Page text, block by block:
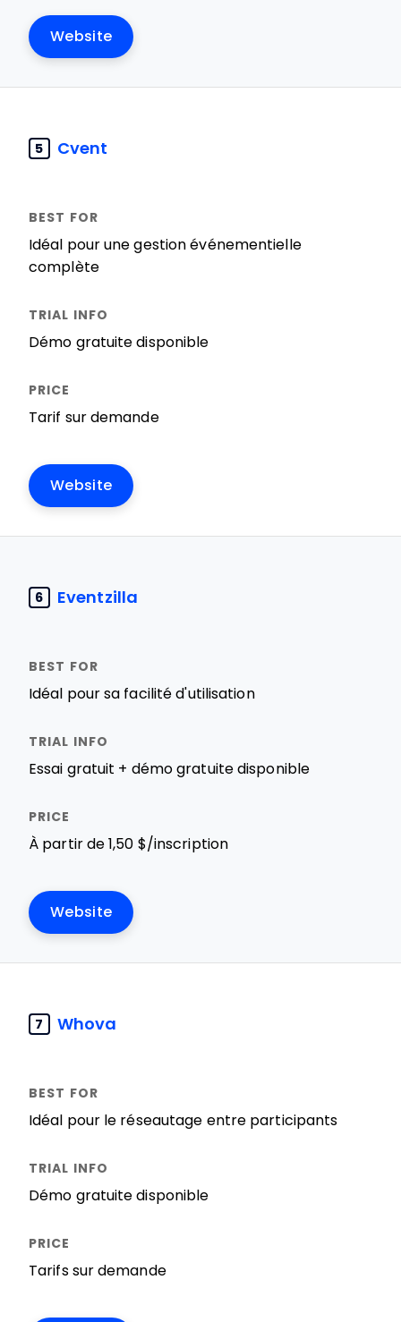
Website
5 Cvent
Idéal pour une gestion événementielle
complète
Démo gratuite disponible
Tarif sur demande
Website
6 Eventzilla
Idéal pour sa facilité d'utilisation
Essai gratuit + démo gratuite disponible
À partir de 1,50 $/inscription
Website
7 Whova
Idéal pour le réseautage entre participants
Démo gratuite disponible
Tarifs sur demande